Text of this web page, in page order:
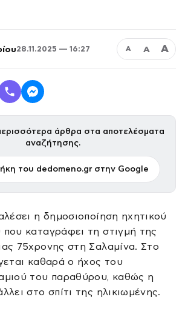
28.11.2025 — 16:27 Α Α Α
άρθρα στα αποτελέσματα
αναζήτησης.
του dedomeno.gr στην Google
η δημοσιοποίηση ηχητικού
καταγράφει τη στιγμή της
75χρονης στη Σαλαμίνα. Στο
καθαρά ο ήχος του
του παραθύρου, καθώς η
στο σπίτι της ηλικιωμένης.